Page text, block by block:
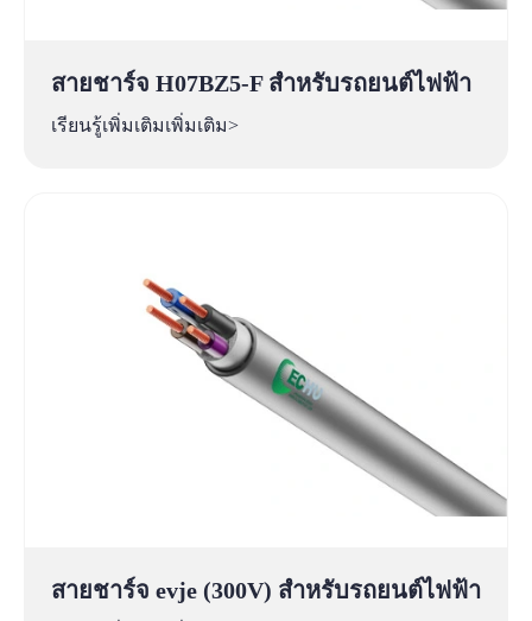
สายชาร์จ H07BZ5-F สำหรับรถยนต์ไฟฟ้า
เรียนรู้เพิ่มเติมเพิ่มเติม>
สายชาร์จ evje (300V) สำหรับรถยนต์ไฟฟ้า